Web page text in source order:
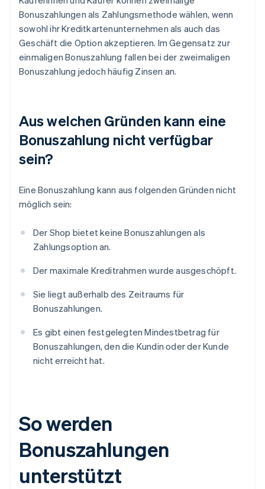
Bonuszahlungen als Zahlungsmethode wählen, wenn
sowohl ihr Kreditkartenunternehmen als auch das
Geschäft die Option akzeptieren. Im Gegensatz zur
einmaligen Bonuszahlung fallen bei der zweimaligen
Bonuszahlung jedoch häufig Zinsen an.
Aus welchen Gründen kann eine
Bonuszahlung nicht verfügbar
sein?
Eine Bonuszahlung kann aus folgenden Gründen nicht
möglich sein:
Der Shop bietet keine Bonuszahlungen als
Zahlungsoption an.
Der maximale Kreditrahmen wurde ausgeschöpft.
Sie liegt außerhalb des Zeitraums für
Bonuszahlungen.
Es gibt einen festgelegten Mindestbetrag für
Bonuszahlungen, den die Kundin oder der Kunde
nicht erreicht hat.
So werden
Bonuszahlungen
unterstützt